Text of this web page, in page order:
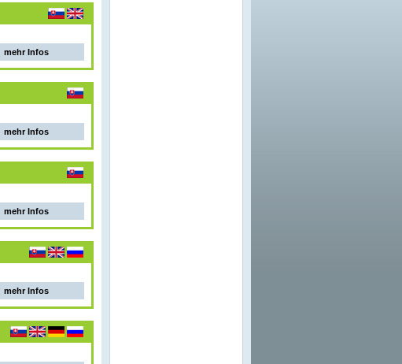
mehr Infos
mehr Infos
mehr Infos
mehr Infos